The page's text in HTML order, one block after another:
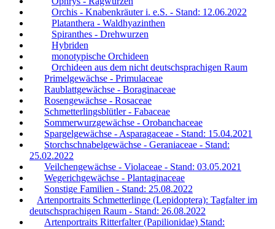
Orchis - Knabenkräuter i. e.S. - Stand: 12.06.2022
Platanthera - Waldhyazinthen
Spiranthes - Drehwurzen
Hybriden
monotypische Orchideen
Orchideen aus dem nicht deutschsprachigen Raum
Primelgewächse - Primulaceae
Raublattgewächse - Boraginaceae
Rosengewächse - Rosaceae
Schmetterlingsblütler - Fabaceae
Sommerwurzgewächse - Orobanchaceae
Spargelgewächse - Asparagaceae - Stand: 15.04.2021
Storchschnabelgewächse - Geraniaceae - Stand:
25.02.2022
Veilchengewächse - Violaceae - Stand: 03.05.2021
Wegerichgewächse - Plantaginaceae
Sonstige Familien - Stand: 25.08.2022
Artenportraits Schmetterlinge (Lepidoptera): Tagfalter im
deutschsprachigen Raum - Stand: 26.08.2022
Artenportraits Ritterfalter (Papilionidae) Stand: